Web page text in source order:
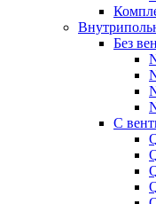
Без
С